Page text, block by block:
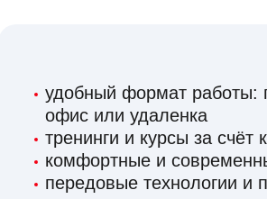
удобный формат работы:
офис или удаленка
тренинги и курсы за счёт
комфортные и
передовые технологии и